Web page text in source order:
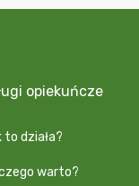
opiekuńcze
to działa?
warto?